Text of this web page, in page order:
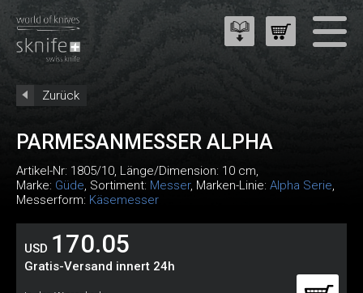
Zurück
PARMESANMESSER ALPHA
Artikel-Nr: 1805/10, Länge/Dimension: 10 cm,
Marke: Güde, Sortiment: Messer, Marken-Linie: Alpha Serie,
Messerform: Käsemesser
USD 170.05
Gratis-Versand innert 24h